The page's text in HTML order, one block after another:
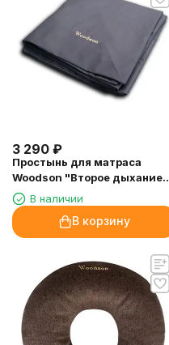
3 290 ₽
Простынь для матраса
Woodson "Второе дыхание"
двухслойная
В наличии
В корзину